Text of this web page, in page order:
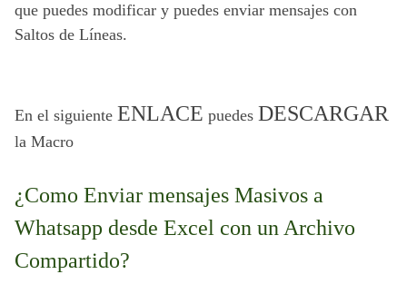
que puedes modificar y puedes enviar mensajes con
Saltos de Líneas.
En el siguiente ENLACE puedes DESCARGAR
la Macro
¿Como Enviar mensajes Masivos a
Whatsapp desde Excel con un Archivo
Compartido?